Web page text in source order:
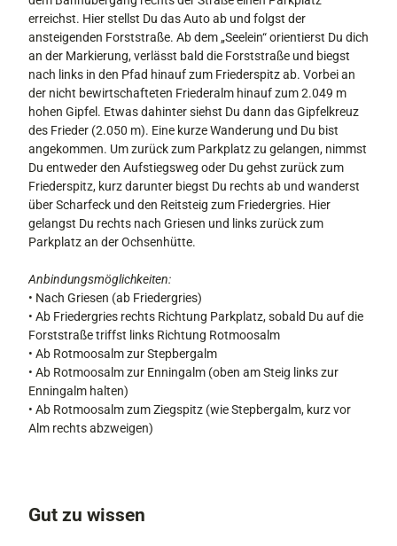
erreichst. Hier stellst Du das Auto ab und folgst der
ansteigenden Forststraße. Ab dem „Seelein“ orientierst Du dich
an der Markierung, verlässt bald die Forststraße und biegst
nach links in den Pfad hinauf zum Friederspitz ab. Vorbei an
der nicht bewirtschafteten Friederalm hinauf zum 2.049 m
hohen Gipfel. Etwas dahinter siehst Du dann das Gipfelkreuz
des Frieder (2.050 m). Eine kurze Wanderung und Du bist
angekommen. Um zurück zum Parkplatz zu gelangen, nimmst
Du entweder den Aufstiegsweg oder Du gehst zurück zum
Friederspitz, kurz darunter biegst Du rechts ab und wanderst
über Scharfeck und den Reitsteig zum Friedergries. Hier
gelangst Du rechts nach Griesen und links zurück zum
Parkplatz an der Ochsenhütte.
Anbindungsmöglichkeiten:
• Nach Griesen (ab Friedergries)
• Ab Friedergries rechts Richtung Parkplatz, sobald Du auf die
Forststraße triffst links Richtung Rotmoosalm
• Ab Rotmoosalm zur Stepbergalm
• Ab Rotmoosalm zur Enningalm (oben am Steig links zur
Enningalm halten)
• Ab Rotmoosalm zum Ziegspitz (wie Stepbergalm, kurz vor
Alm rechts abzweigen)
Gut zu wissen